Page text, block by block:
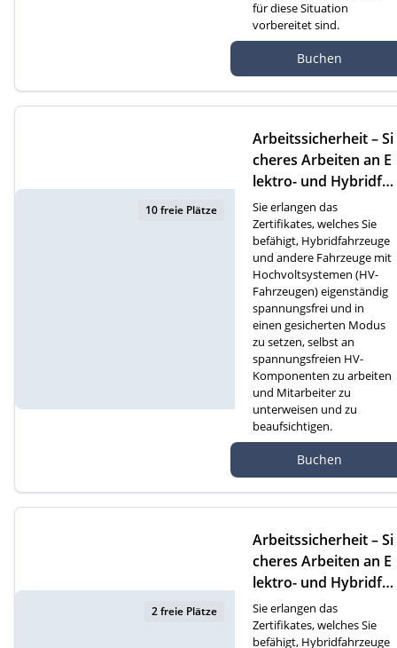
für diese Situation
vorbereitet sind.
atte 1D, 6260 Reiden
Buchen
10 freie Plätze
Arbeitssicherheit – Si
cheres Arbeiten an E
lektro- und Hybridfa
hrzeugen (D)
Sie erlangen das
Zertifikates, welches Sie
befähigt, Hybridfahrzeuge
und andere Fahrzeuge mit
Hochvoltsystemen (HV-
Fahrzeugen) eigenständig
spannungsfrei und in
einen gesicherten Modus
zu setzen, selbst an
spannungsfreien HV-
Komponenten zu arbeiten
und Mitarbeiter zu
unterweisen und zu
beaufsichtigen.
atte 1D, 6260 Reiden
Buchen
2 freie Plätze
Arbeitssicherheit – Si
cheres Arbeiten an E
lektro- und Hybridfa
hrzeugen (F)
Sie erlangen das
Zertifikates, welches Sie
befähigt, Hybridfahrzeuge